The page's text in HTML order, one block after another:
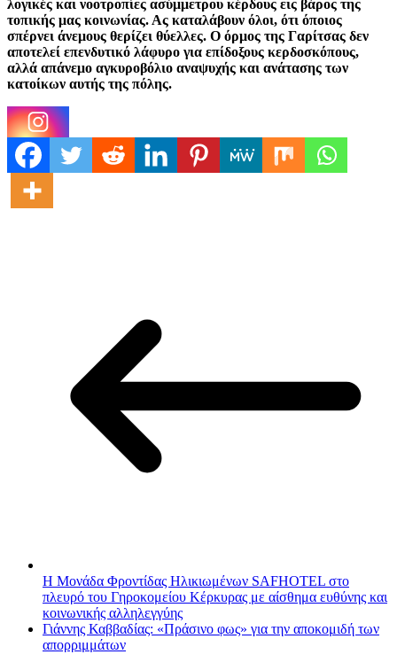
λογικές και νοοτροπίες ασύμμετρου κέρδους εις βάρος της
τοπικής μας κοινωνίας. Ας καταλάβουν όλοι, ότι όποιος
σπέρνει άνεμους θερίζει θύελλες. Ο όρμος της Γαρίτσας δεν
αποτελεί επενδυτικό λάφυρο για επίδοξους κερδοσκόπους,
αλλά απάνεμο αγκυροβόλιο αναψυχής και ανάτασης των
κατοίκων αυτής της πόλης.
Η Μονάδα Φροντίδας Ηλικιωμένων SAFHOTEL στο
πλευρό του Γηροκομείου Κέρκυρας με αίσθημα ευθύνης και
κοινωνικής αλληλεγγύης
Γιάννης Καββαδίας: «Πράσινο φως» για την αποκομιδή των
απορριμμάτων